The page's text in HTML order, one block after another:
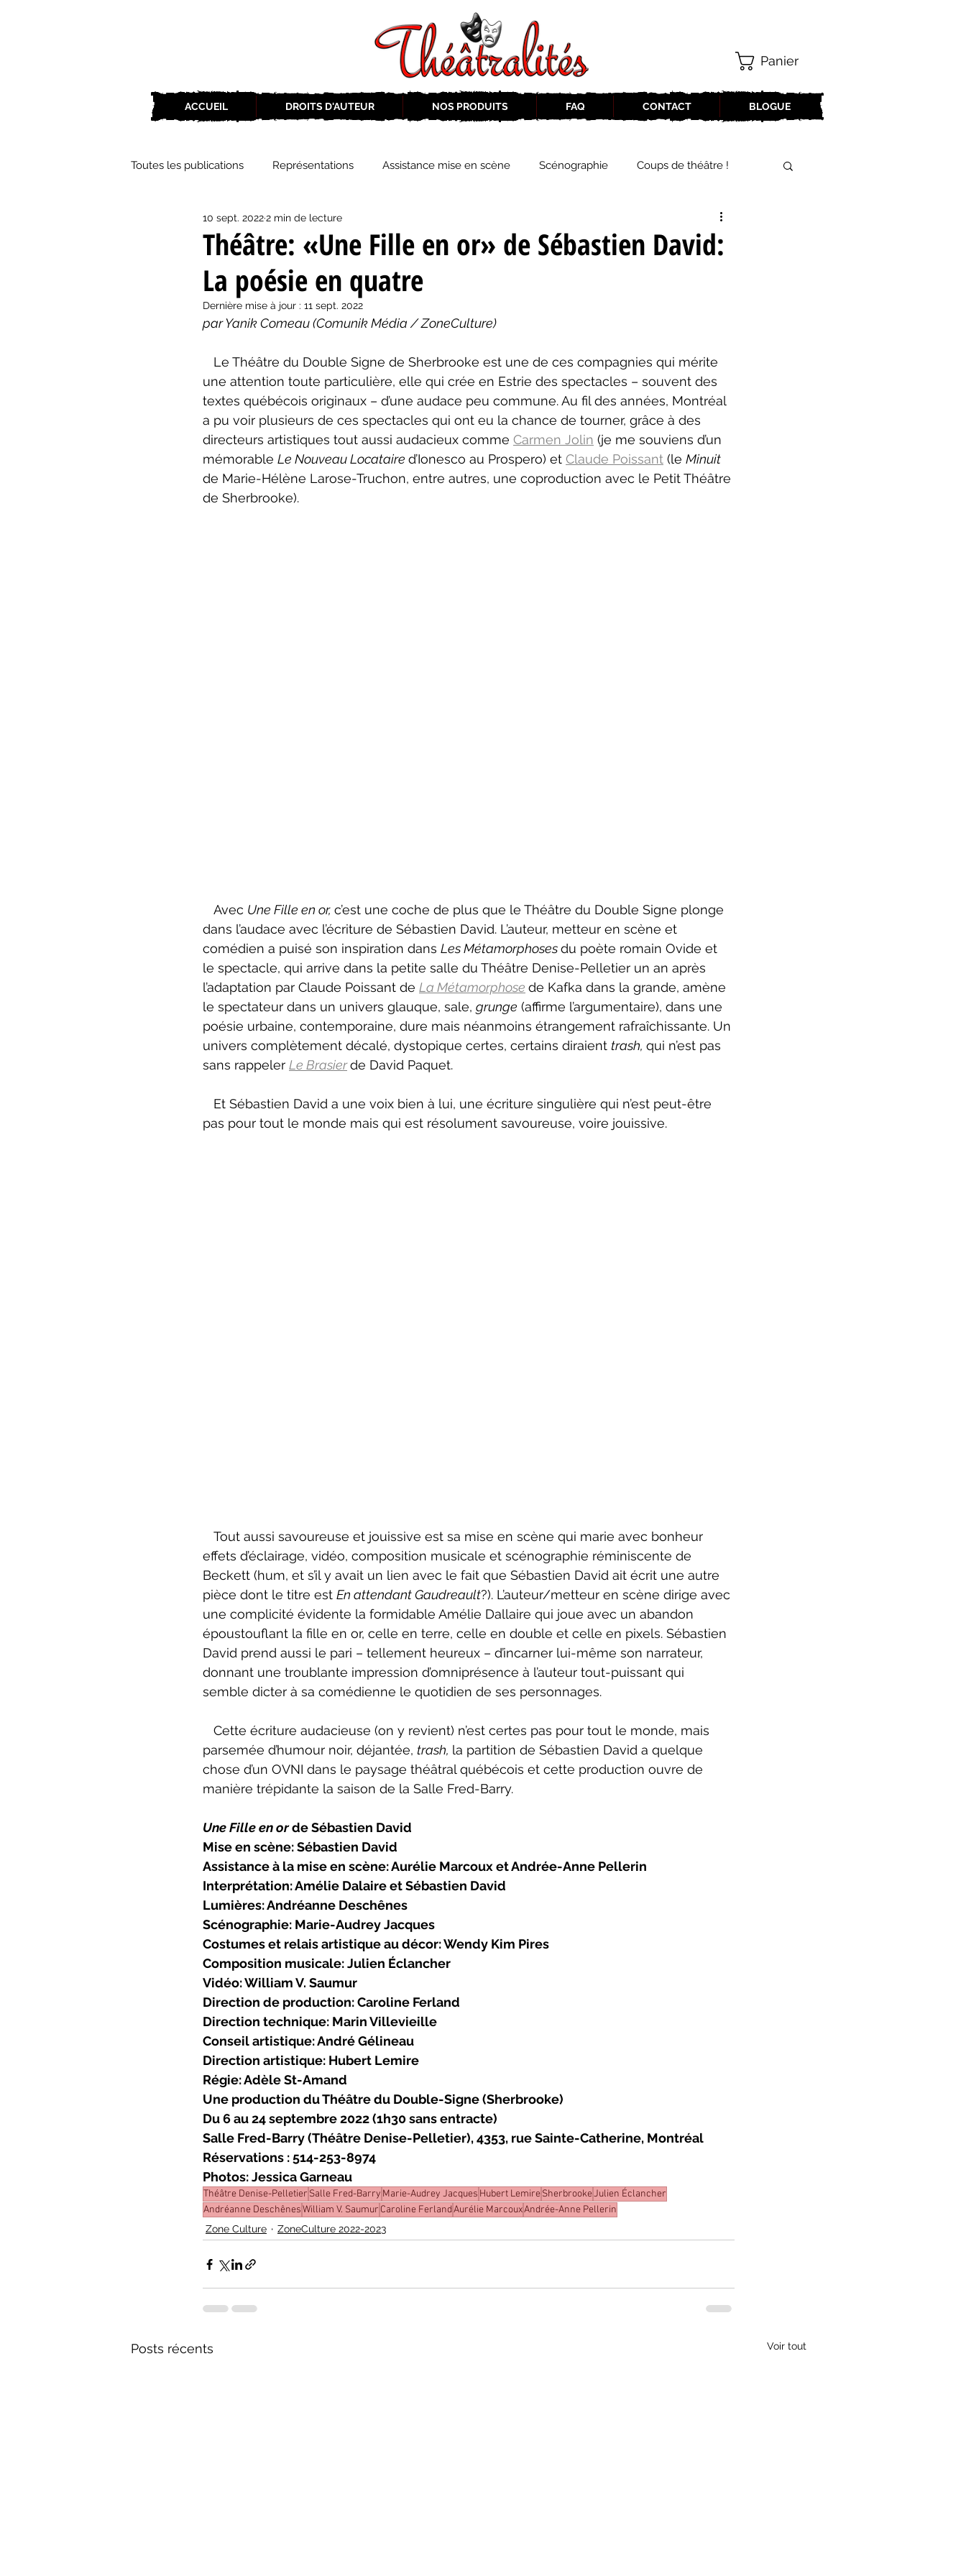
ACCUEIL DROITS D'AUTEUR NOS PRODUITS FAQ CONTACT BLOGUE
Panier
Toutes les publications Représentations Assistance mise en scène Scénographie Coups de théâtre !
Zone Culture ZoneCulture 2019-2020
ZoneCulture 2018-2019 ZoneCulture 2020-2021
critique théâtre Rhinocéros ZoneCulture 2026-2027
Théâtre: «Une Fille en or» de Sébastien David:
La poésie en quatre
10 sept. 20222 min de lecture
Dernière mise à jour : 11 sept. 2022
par Yanik Comeau (Comunik Média / ZoneCulture)
une attention toute particulière, elle qui crée en Estrie des spectacles – souvent des
textes québécois originaux – d’une audace peu commune. Au fil des années, Montréal
a pu voir plusieurs de ces spectacles qui ont eu la chance de tourner, grâce à des
directeurs artistiques tout aussi audacieux comme Carmen Jolin (je me souviens d’un
mémorable Le Nouveau Locataire d’Ionesco au Prospero) et Claude Poissant (le Minuit
de Marie-Hélène Larose-Truchon, entre autres, une coproduction avec le Petit Théâtre
de Sherbrooke).
   Avec
Une Fille en or, c’est une coche de plus que le Théâtre du Double Signe plonge
dans l’audace avec l’écriture de Sébastien David. L’auteur, metteur en scène et
comédien a puisé son inspiration dans Les Métamorphoses du poète romain Ovide et
le spectacle, qui arrive dans la petite salle du Théâtre Denise-Pelletier un an après
l’adaptation par Claude Poissant de La Métamorphose de Kafka dans la grande, amène
le spectateur dans un univers glauque, sale, grunge (affirme l’argumentaire), dans une
poésie urbaine, contemporaine, dure mais néanmoins étrangement rafraîchissante. Un
univers complètement décalé, dystopique certes, certains diraient trash, qui n’est pas
sans rappeler Le Brasierde David Paquet.
pas pour tout le monde mais qui est résolument savoureuse, voire jouissive.
effets d’éclairage, vidéo, composition musicale et scénographie réminiscente de
Beckett (hum, et s’il y avait un lien avec le fait que Sébastien David ait écrit une autre
pièce dont le titre est En attendant Gaudreault?). L’auteur/metteur en scène dirige avec
une complicité évidente la formidable Amélie Dallaire qui joue avec un abandon
époustouflant la fille en or, celle en terre, celle en double et celle en pixels. Sébastien
David prend aussi le pari – tellement heureux – d’incarner lui-même son narrateur,
donnant une troublante impression d’omniprésence à l’auteur tout-puissant qui
semble dicter à sa comédienne le quotidien de ses personnages.
parsemée d’humour noir, déjantée, trash, la partition de Sébastien David a quelque
chose d’un OVNI dans le paysage théâtral québécois et cette production ouvre de
manière trépidante la saison de la Salle Fred-Barry.
Une Fille en or de Sébastien David
Mise en scène: Sébastien David
Assistance à la mise en scène: Aurélie Marcoux et Andrée-Anne Pellerin
Interprétation: Amélie Dalaire et Sébastien David
Lumières: Andréanne Deschênes
Scénographie: Marie-Audrey Jacques
Costumes et relais artistique au décor: Wendy Kim Pires
Composition musicale: Julien Éclancher
Vidéo: William V. Saumur
Direction de production: Caroline Ferland
Direction technique: Marin Villevieille
Conseil artistique: André Gélineau
Direction artistique: Hubert Lemire
Régie: Adèle St-Amand
Une production du Théâtre du Double-Signe (Sherbrooke)
Du 6 au 24 septembre 2022 (1h30 sans entracte)
Salle Fred-Barry (Théâtre Denise-Pelletier), 4353, rue Sainte-Catherine, Montréal
Réservations : 514-253-8974
Photos: Jessica Garneau
Théâtre Denise-Pelletier Salle Fred-Barry Marie-Audrey Jacques Hubert LemireSherbrookeJulien Éclancher
Andréanne DeschênesWilliam V. Saumur Caroline FerlandAurélie MarcouxAndrée-Anne Pellerin
Zone Culture ZoneCulture 2022-2023
Posts récents Voir tout